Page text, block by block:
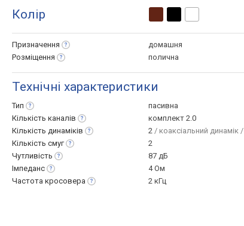
Колір
Призначення
домашня
Розміщення
полична
Технічні характеристики
Тип
пасивна
Кількість каналів
комплект 2.0
Кількість динаміків 2 / коаксіальний динамік /
Кількість смуг
2
Чутливість
87 дБ
Імпеданс
4 Ом
Частота кросовера 2 кГц